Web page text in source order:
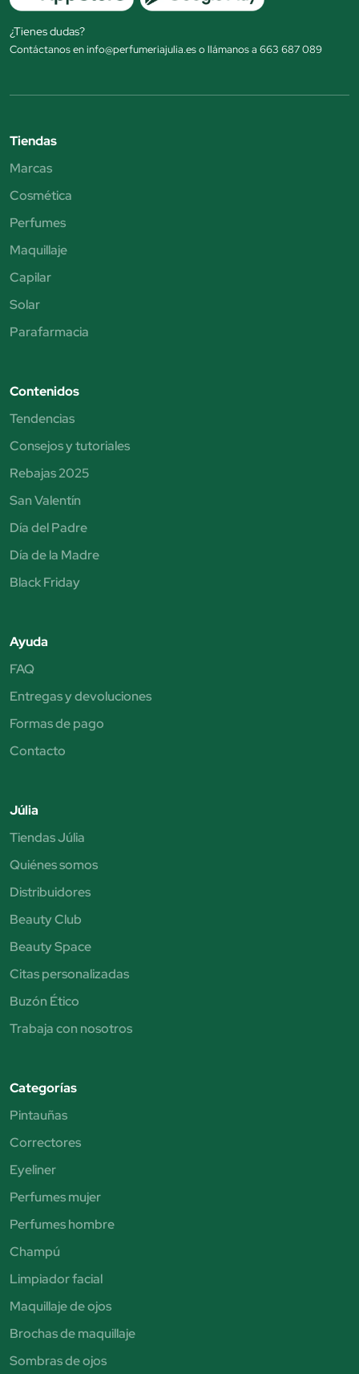
¿Tienes dudas?
Contáctanos en info@perfumeriajulia.es o llámanos a 663 687 089
Tiendas
Marcas
Cosmética
Perfumes
Maquillaje
Capilar
Solar
Parafarmacia
Contenidos
Tendencias
Consejos y tutoriales
Rebajas 2025
San Valentín
Día del Padre
Día de la Madre
Black Friday
Ayuda
FAQ
Entregas y devoluciones
Formas de pago
Contacto
Júlia
Tiendas Júlia
Quiénes somos
Distribuidores
Beauty Club
Beauty Space
Citas personalizadas
Buzón Ético
Trabaja con nosotros
Categorías
Pintauñas
Correctores
Eyeliner
Perfumes mujer
Perfumes hombre
Champú
Limpiador facial
Maquillaje de ojos
Brochas de maquillaje
Sombras de ojos